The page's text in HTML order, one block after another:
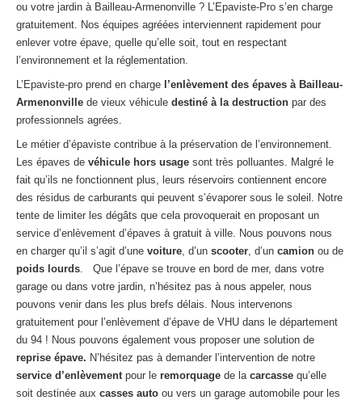
CENTRE VHU AGRÉE
Centreagréé VHU Paris 75 : casse auto avec destruction
Centreagréé VHU 77 : casse auto avec destruction
Centreagréé VHU 78 : casse auto avec destruction
Centre agréé VHU 91 : casse auto avec destruction
Centreagréé VHU 92 : casse auto avec destruction
Centreagréé VHU 93 : casse auto avec destruction
Centreagréé VHU 94 : casse auto avec destruction
Centreagréé VHU 95 : casse auto avec destruction
DOCUMENTSÀ JOINDRE
RACHAT VÉHICULES
CONTACT
ou votre jardin à Bailleau-Armenonville ? L’Epaviste-Pro s’en charge
gratuitement. Nos équipes agréées interviennent rapidement pour
enlever votre épave, quelle qu’elle soit, tout en respectant
l’environnement et la réglementation.
L’Epaviste-pro prend en charge l’enlèvement des épaves à Bailleau-
Armenonville de vieux véhicule destiné à la destruction par des
professionnels agrées.
Le métier d’épaviste contribue à la préservation de l’environnement.
Les épaves de véhicule hors usage sont très polluantes. Malgré le
fait qu’ils ne fonctionnent plus, leurs réservoirs contiennent encore
des résidus de carburants qui peuvent s’évaporer sous le soleil. Notre
tente de limiter les dégâts que cela provoquerait en proposant un
service d’enlèvement d’épaves à gratuit à ville. Nous pouvons nous
en charger qu’il s’agit d’une voiture, d’un scooter, d’un camion ou de
poids lourds. Que l’épave se trouve en bord de mer, dans votre
garage ou dans votre jardin, n’hésitez pas à nous appeler, nous
pouvons venir dans les plus brefs délais. Nous intervenons
gratuitement pour l’enlèvement d’épave de VHU dans le département
du 94 ! Nous pouvons également vous proposer une solution de
reprise épave. N’hésitez pas à demander l’intervention de notre
service d’enlèvementpour le remorquage de la carcasse qu’elle
soit destinée aux casses auto ou vers un garage automobile pour les